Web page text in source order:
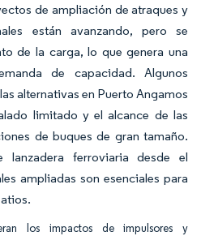
de ampliación de atraques y
están avanzando, pero se
de la carga, lo que genera una
de capacidad. Algunos
alternativas en Puerto Angamos
limitado y el alcance de las
de buques de gran tamaño.
lanzadera ferroviaria desde el
ampliadas son esenciales para
los impactos de impulsores y